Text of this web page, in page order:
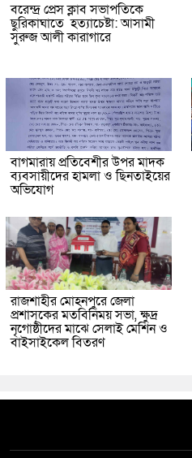
বরেন্দ্র প্রেস ক্লাব সভাপতিকে
ছুরিকাঘাতে হত্যাচেষ্টা: আসামী
সুরুজ আলী কারাগারে
বাগমারায় প্রতিবেশীর উপর মাদক
ব্যবসায়ীদের হামলা ও ছিনতাইয়ের
অভিযোগ
রাজশাহীর মোহনপুরে জেলা
প্রশাসকের মতবিনিময় সভা, ক্ষুদ্র
নৃগোষ্ঠীদের মাঝে সেলাই মেশিন ও
বাইসাইকেল বিতরণ